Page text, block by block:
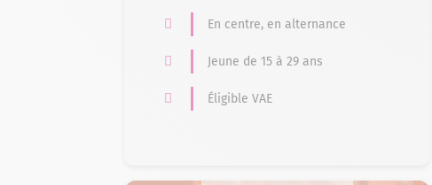
En centre, en alternance
Jeune de 15 à 29 ans
Éligible VAE